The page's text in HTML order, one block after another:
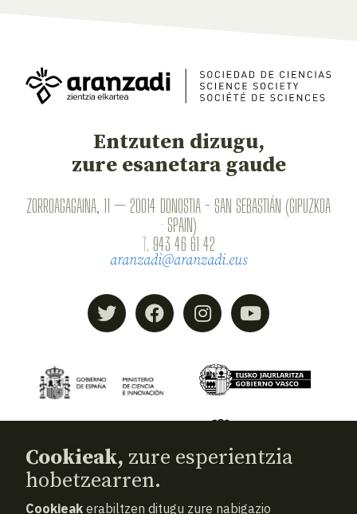
Entzuten dizugu,
zure esanetara gaude
ZORROAGAGAINA, 11 — 20014 DONOSTIA - SAN SEBASTIÁN (GIPUZKOA
· SPAIN)
T. 943 46 61 42
aranzadi@aranzadi.eus
Cookieak, zure esperientzia
hobetzearren.
Cookieak erabiltzen ditugu zure nabigazio